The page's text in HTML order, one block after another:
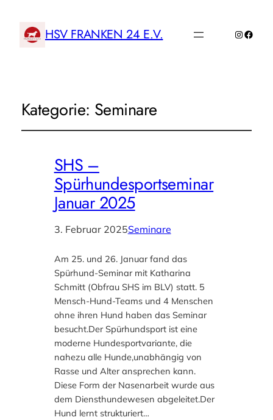
HSV FRANKEN 24 E.V.
Kategorie: Seminare
SHS –
Spürhundesportseminar
Januar 2025
3. Februar 2025Seminare
Am 25. und 26. Januar fand das
Spürhund-Seminar mit Katharina
Schmitt (Obfrau SHS im BLV) statt. 5
Mensch-Hund-Teams und 4 Menschen
ohne ihren Hund haben das Seminar
besucht.Der Spürhundsport ist eine
moderne Hundesportvariante, die
nahezu alle Hunde,unabhängig von
Rasse und Alter ansprechen kann.
Diese Form der Nasenarbeit wurde aus
dem Diensthundewesen abgeleitet.Der
Hund lernt strukturiert…